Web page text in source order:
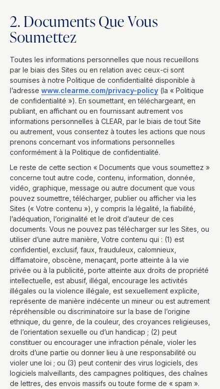
2. Documents Que Vous
Soumettez
Toutes les informations personnelles que nous recueillons
par le biais des Sites ou en relation avec ceux-ci sont
soumises à notre Politique de confidentialité disponible à
l’adresse www.clearme.com/privacy-policy (la « Politique
de confidentialité »). En soumettant, en téléchargeant, en
publiant, en affichant ou en fournissant autrement vos
informations personnelles à CLEAR, par le biais de tout Site
ou autrement, vous consentez à toutes les actions que nous
prenons concernant vos informations personnelles
conformément à la Politique de confidentialité.
Le reste de cette section « Documents que vous soumettez »
concerne tout autre code, contenu, information, donnée,
vidéo, graphique, message ou autre document que vous
pouvez soumettre, télécharger, publier ou afficher via les
Sites (« Votre contenu »), y compris la légalité, la fiabilité,
l’adéquation, l’originalité et le droit d’auteur de ces
documents. Vous ne pouvez pas télécharger sur les Sites, ou
utiliser d’une autre manière, Votre contenu qui : (1) est
confidentiel, exclusif, faux, frauduleux, calomnieux,
diffamatoire, obscène, menaçant, porte atteinte à la vie
privée ou à la publicité, porte atteinte aux droits de propriété
intellectuelle, est abusif, illégal, encourage les activités
illégales ou la violence illégale, est sexuellement explicite,
représente de manière indécente un mineur ou est autrement
répréhensible ou discriminatoire sur la base de l’origine
ethnique, du genre, de la couleur, des croyances religieuses,
de l’orientation sexuelle ou d’un handicap ; (2) peut
constituer ou encourager une infraction pénale, violer les
droits d’une partie ou donner lieu à une responsabilité ou
violer une loi ; ou (3) peut contenir des virus logiciels, des
logiciels malveillants, des campagnes politiques, des chaînes
de lettres, des envois massifs ou toute forme de « spam ».